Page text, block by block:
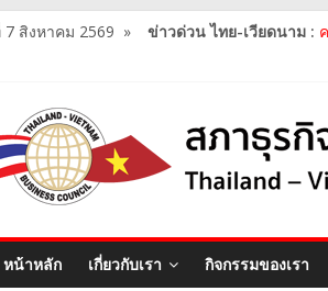
สิงหาคม 2569 » ข่าวด่วน ไทย-เวียดนาม :
หน้าหลัก เกี่ยวกับเรา กิจกรรมของเรา